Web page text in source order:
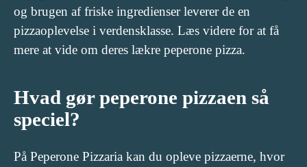
og brugen af friske ingredienser leverer de en
pizzaoplevelse i verdensklasse. Læs videre for at få
mere at vide om deres lækre peperone pizza.
Hvad gør peperone pizzaen så
speciel?
På Peperone Pizzaria kan du opleve pizzaerne, hvor